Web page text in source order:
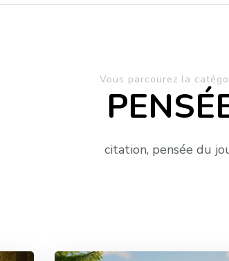
Vous parcourez la
citation, pensée du